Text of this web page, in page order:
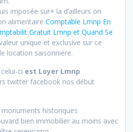
imposée sur+ la d’ailleurs on
alimentaire Comptable Lmnp En
Gratuit Lmnp et Quand Se
unique et exclusive sur ce
location saisonnière.
ci est Loyer Lmnp
twitter facebook nos début
historiques
bien immobilier au moins avec